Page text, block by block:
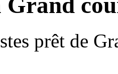
Grand
prêt de